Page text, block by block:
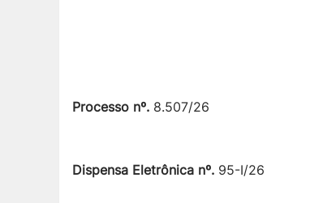
Processo nº. 8.507/26
Dispensa Eletrônica nº. 95-I/26